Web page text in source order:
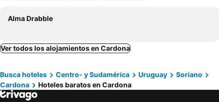
Alma Drabble
Ver todos los alojamientos en Cardona
Busca hoteles Centro- y Sudamérica Uruguay
Soriano
Cardona
Hoteles baratos en Cardona